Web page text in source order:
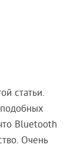
статьи.
Bluetooth
Очень